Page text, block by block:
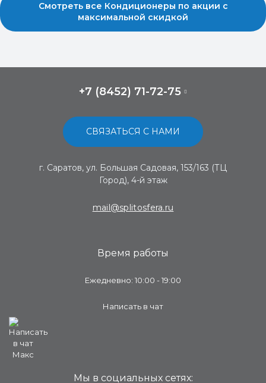
Смотреть все Кондиционеры по акции с
максимальной скидкой
+7 (8452) 71-72-75
СВЯЗАТЬСЯ С НАМИ
г. Саратов, ул. Большая Садовая, 153/163 (ТЦ
Город), 4-й этаж
mail@splitosfera.ru
Время работы
Ежедневно: 10:00 - 19:00
Написать в чат
Мы в социальных сетях: